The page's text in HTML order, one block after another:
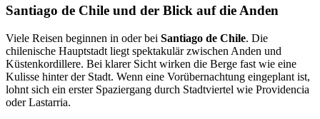
Santiago de Chile und der Blick auf die Anden
Viele Reisen beginnen in oder bei Santiago de Chile. Die
chilenische Hauptstadt liegt spektakulär zwischen Anden und
Küstenkordillere. Bei klarer Sicht wirken die Berge fast wie eine
Kulisse hinter der Stadt. Wenn eine Vorübernachtung eingeplant ist,
lohnt sich ein erster Spaziergang durch Stadtviertel wie Providencia
oder Lastarria.